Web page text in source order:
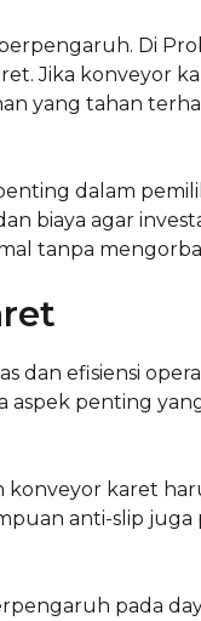
Di
Jika konveyor
yang tahan
dalam
biaya agar
tanpa
efisiensi
aspek penting
karet
anti-slip
pada